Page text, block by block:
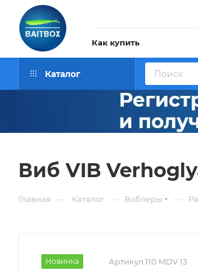
Как купить
Каталог
Виб VIB
Главная — Каталог — Воблеры —
Новинка Артикул:110 MDV 13